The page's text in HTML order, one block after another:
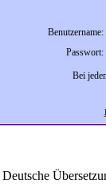
Benutzername:
Passwort:
Bei